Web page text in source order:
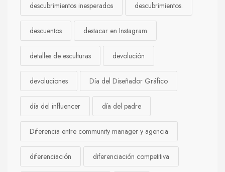
descubrimientos inesperados descubrimientos.
descuentos destacar en Instagram
detalles de esculturas devolución
devoluciones Día del Diseñador Gráfico
día del influencer día del padre
Diferencia entre community manager y agencia
diferenciación diferenciación competitiva